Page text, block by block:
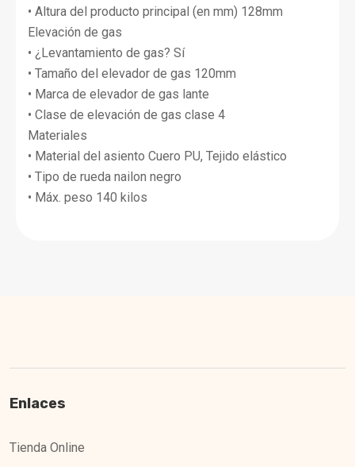
• Altura del producto principal (en mm) 128mm
Elevación de gas
• ¿Levantamiento de gas? Sí
• Tamaño del elevador de gas 120mm
• Marca de elevador de gas lante
• Clase de elevación de gas clase 4
Materiales
• Material del asiento Cuero PU, Tejido elástico
• Tipo de rueda nailon negro
• Máx. peso 140 kilos
Enlaces
Tienda Online